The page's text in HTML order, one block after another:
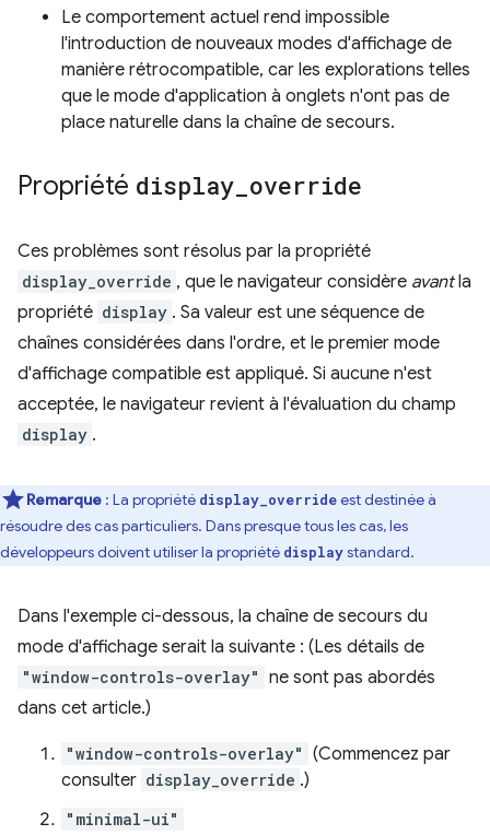
Le comportement actuel rend impossible
l'introduction de nouveaux modes d'affichage de
manière rétrocompatible, car les explorations telles
que le mode d'application à onglets n'ont pas de
place naturelle dans la chaîne de secours.
Propriété display override
Ces problèmes sont résolus par la propriété
display_override , que le navigateur considère avantla
propriété display . Sa valeur est une séquence de
chaînes considérées dans l'ordre, et le premier mode
d'affichage compatible est appliqué. Si aucune n'est
acceptée, le navigateur revient à l'évaluation du champ
display .
Remarque : La propriété display_overrideest destinée à
résoudre des cas particuliers. Dans presque tous les cas, les
développeurs doivent utiliser la propriété displaystandard.
Dans l'exemple ci-dessous, la chaîne de secours du
mode d'affichage serait la suivante : (Les détails de
"window-controls-overlay" ne sont pas abordés
dans cet article.)
"window-controls-overlay" (Commencez par
consulter display_override .)
"minimal-ui"